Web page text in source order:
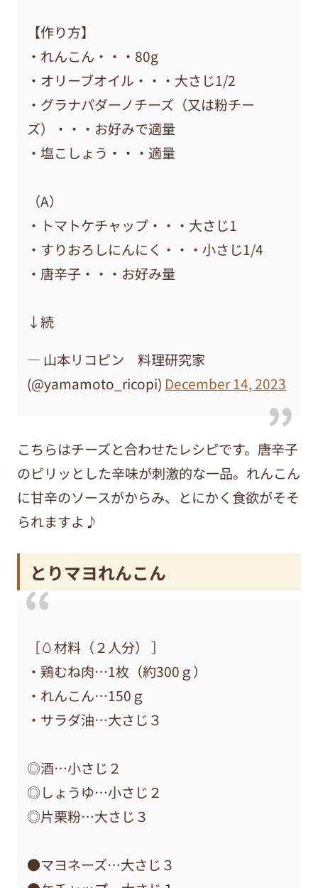
【作り方】
・れんこん・・・80g
・オリーブオイル・・・大さじ1/2
・グラナパダーノチーズ（又は粉チー
ズ）・・・お好みで適量
・塩こしょう・・・適量
（A）
・トマトケチャップ・・・大さじ1
・すりおろしにんにく・・・小さじ1/4
・唐辛子・・・お好み量
↓続
— 山本リコピン 料理研究家
(@yamamoto_ricopi) December 14, 2023
こちらはチーズと合わせたレシピです。唐辛子
のピリッとした辛味が刺激的な一品。れんこん
に甘辛のソースがからみ、とにかく食欲がそそ
られますよ♪
とりマヨれんこん
［🥚材料（２人分） ］
・鶏むね肉…1枚（約300ｇ）
・れんこん…150ｇ
・サラダ油…大さじ３
◎酒…小さじ２
◎しょうゆ…小さじ２
◎片栗粉…大さじ３
●マヨネーズ…大さじ３